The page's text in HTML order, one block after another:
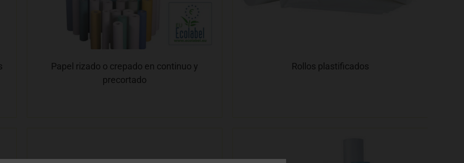
Papel rizado o crepado en continuo y
precortado
Rollos plastificados